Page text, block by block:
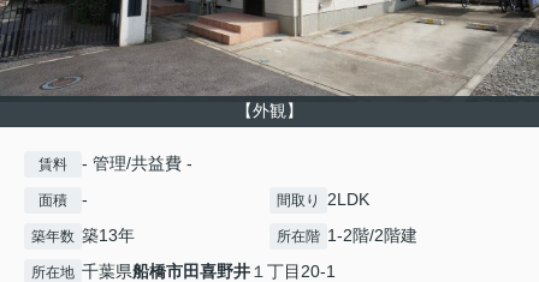
【外観】
賃料 - 管理/共益費 -
面積 - 間取り 2LDK
築年数 築13年 所在階 1-2階/2階建
所在地 千葉県船橋市田喜野井１丁目20-1